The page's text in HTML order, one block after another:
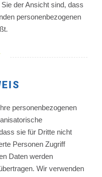
der Ansicht sind, dass
personenbezogenen
personenbezogenen
sie für Dritte nicht
Personen Zugriff
Daten werden
Wir verwenden